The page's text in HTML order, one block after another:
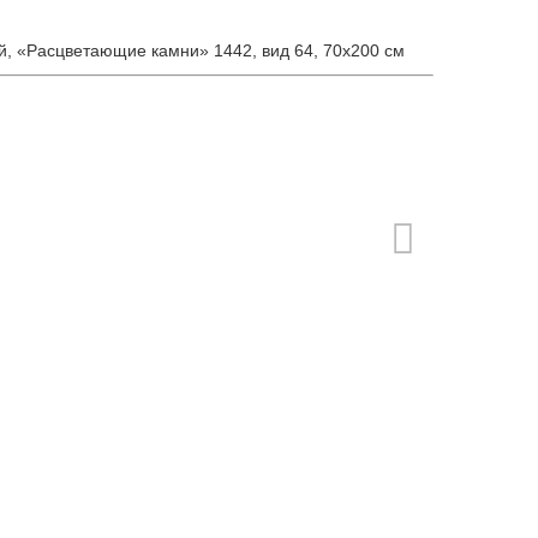
«Расцветающие камни» 1442, вид 64, 70х200 см